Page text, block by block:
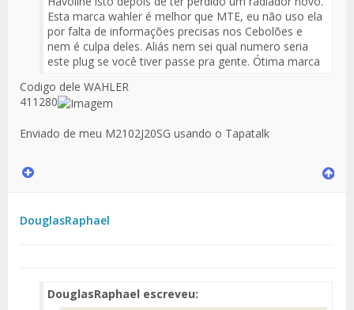
Esta marca wahler é melhor que MTE, eu não uso ela
por falta de informações precisas nos Cebolões e
nem é culpa deles. Aliás nem sei qual numero seria
este plug se você tiver passe pra gente. Ótima marca
Codigo dele WAHLER
411280
Enviado de meu M2102J20SG usando o Tapatalk
DouglasRaphael
DouglasRaphael escreveu: